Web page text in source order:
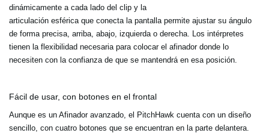
dinámicamente a cada lado del clip y la
articulación esférica que conecta la pantalla permite ajustar su ángulo
de forma precisa, arriba, abajo, izquierda o derecha. Los intérpretes
tienen la flexibilidad necesaria para colocar el afinador donde lo
necesiten con la confianza de que se mantendrá en esa posición.
Fácil de usar, con botones en el frontal
Aunque es un Afinador avanzado, el PitchHawk cuenta con un diseño
sencillo, con cuatro botones que se encuentran en la parte delantera.